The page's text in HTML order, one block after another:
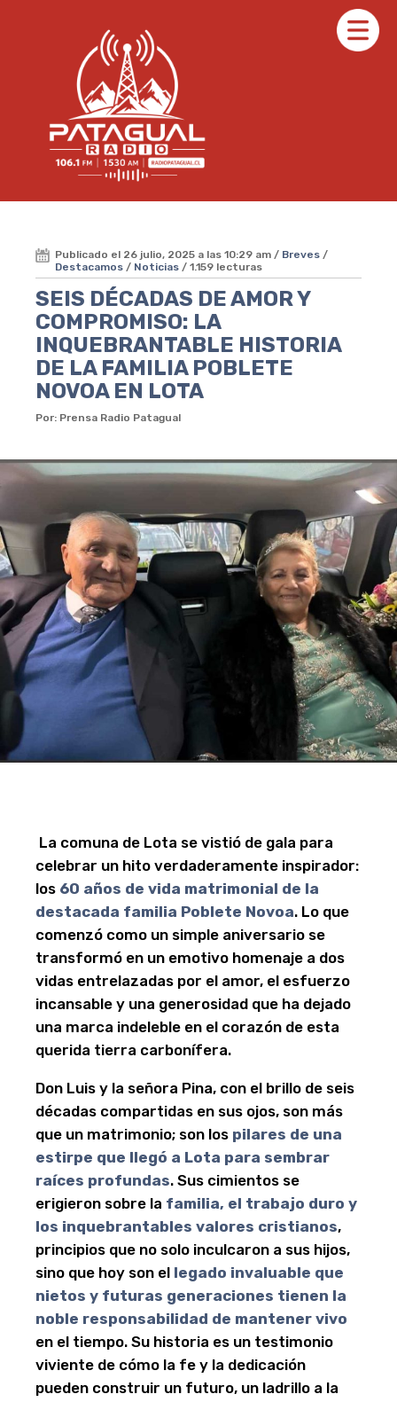
Publicado el 26 julio, 2025 a las 10:29 am / Breves /
Destacamos / Noticias / 1.159 lecturas
SEIS DÉCADAS DE AMOR Y
COMPROMISO: LA
INQUEBRANTABLE HISTORIA
DE LA FAMILIA POBLETE
NOVOA EN LOTA
Por: Prensa Radio Patagual
La comuna de Lota se vistió de gala para
celebrar un hito verdaderamente inspirador:
los 60 años de vida matrimonial de la
destacada familia Poblete Novoa. Lo que
comenzó como un simple aniversario se
transformó en un emotivo homenaje a dos
vidas entrelazadas por el amor, el esfuerzo
incansable y una generosidad que ha dejado
una marca indeleble en el corazón de esta
querida tierra carbonífera.
Don Luis y la señora Pina, con el brillo de seis
décadas compartidas en sus ojos, son más
que un matrimonio; son los pilares de una
estirpe que llegó a Lota para sembrar
raíces profundas. Sus cimientos se
erigieron sobre la familia, el trabajo duro y
los inquebrantables valores cristianos,
principios que no solo inculcaron a sus hijos,
sino que hoy son el legado invaluable que
nietos y futuras generaciones tienen la
noble responsabilidad de mantener vivo
en el tiempo. Su historia es un testimonio
viviente de cómo la fe y la dedicación
pueden construir un futuro, un ladrillo a la